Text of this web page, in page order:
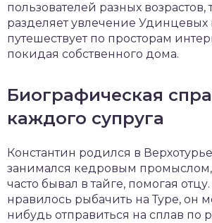
пользователей разных возрастов,
разделяет увлечение Удинцевых
путешествует по просторам
покидая собственного дома.
Биографическая
каждого супруга
Константин родился в
занимался кедровым промыслом,
часто бывал в тайге, помогая
нравилось рыбачить на Туре, он
нибудь отправиться на сплав по